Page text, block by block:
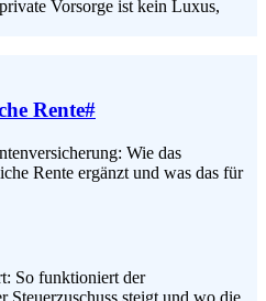
Vorsorge ist kein Luxus,
Rente#
Wie das
Rente ergänzt und was das für
So funktioniert der
Steuerzuschuss steigt und wo die